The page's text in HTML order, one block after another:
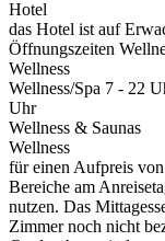
Hotel
das Hotel ist auf
Öffnungszeiten
Wellness
Wellness/Spa 7 - 22
Uhr
Wellness & Saunas
Wellness
für einen Aufpreis
Bereiche am
nutzen. Das
Zimmer noch nicht